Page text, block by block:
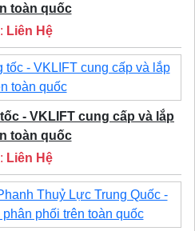
toàn quốc
Liên Hệ
- VKLIFT cung cấp và lắp
toàn quốc
Liên Hệ